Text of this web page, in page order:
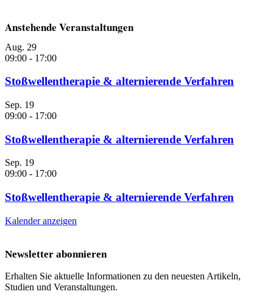
Anstehende Veranstaltungen
Aug. 29
09:00 - 17:00
Stoßwellentherapie & alternierende Verfahren
Sep. 19
09:00 - 17:00
Stoßwellentherapie & alternierende Verfahren
Sep. 19
09:00 - 17:00
Stoßwellentherapie & alternierende Verfahren
Kalender anzeigen
Newsletter abonnieren
Erhalten Sie aktuelle Informationen zu den neuesten Artikeln,
Studien und Veranstaltungen.